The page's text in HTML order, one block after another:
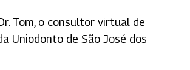
Tom, o consultor virtual de
Uniodonto de São José dos